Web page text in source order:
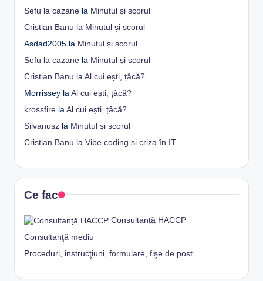
Sefu la cazane la Minutul și scorul
Cristian Banu la Minutul și scorul
Asdad2005 la Minutul și scorul
Sefu la cazane la Minutul și scorul
Cristian Banu la Al cui ești, țâcă?
Morrissey la Al cui ești, țâcă?
krossfire la Al cui ești, țâcă?
Silvanusz la Minutul și scorul
Cristian Banu la Vibe coding și criza în IT
Ce fac
Consultanță HACCP
Consultanţă mediu
Proceduri, instrucţiuni, formulare, fişe de post